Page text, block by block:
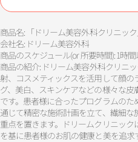
商品名: 「ドリーム美容外科クリニック
会社名: ドリーム美容外科
商品のスケジュール(or 所要時間): 1時
商品の紹介: ドリーム美容外科クリニ
射、コスメティックスを活用して顔
グ、美白、スキンケアなどの様々な
です。患者様に合ったプログラムの
通じて精密な施術計画を立て、繊細
重点を置きます。ドリームクリニッ
を基に患者様のお肌の健康と美を追求